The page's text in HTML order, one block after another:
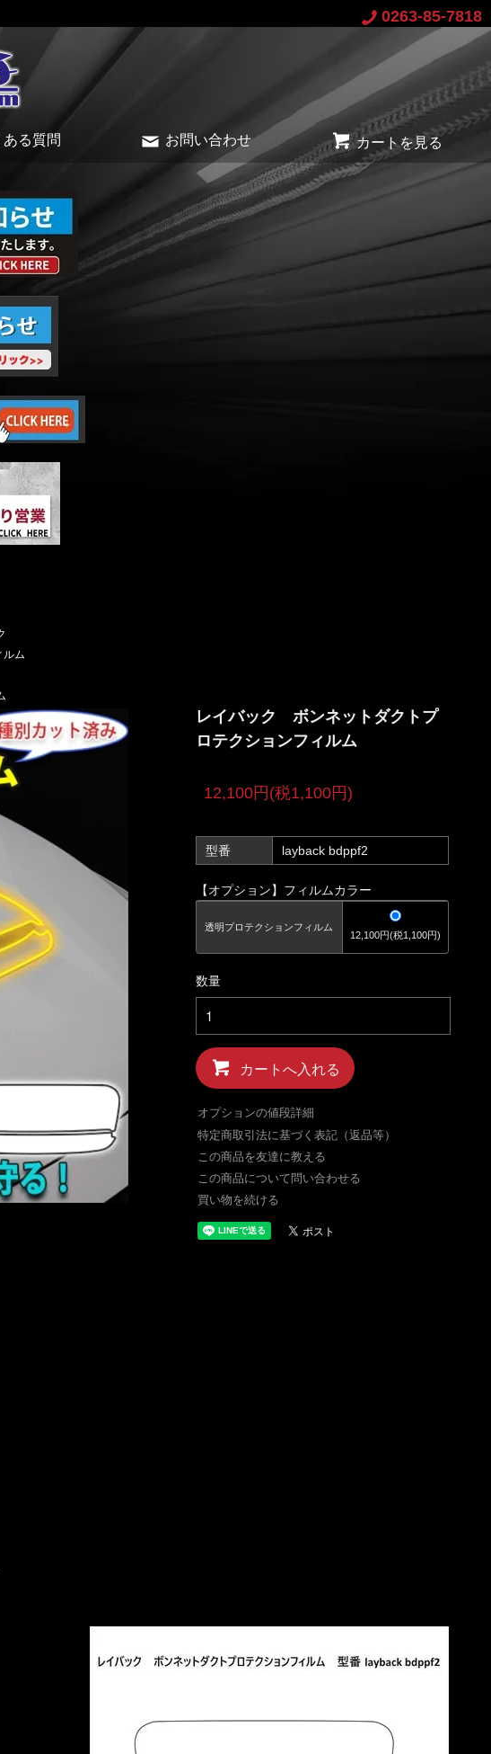
0263-85-7818
ある質問 お問い合わせ カートを見る
ルム
レイバック ボンネットダクトプ
ロテクションフィルム
12,100円(税1,100円)
型番 layback bdppf2
【オプション】フィルムカラー
透明プロテクションフィルム
12,100円(税1,100円)
数量
カートへ入れる
オプションの値段詳細
特定商取引法に基づく表記（返品等）
この商品を友達に教える
この商品について問い合わせる
買い物を続ける